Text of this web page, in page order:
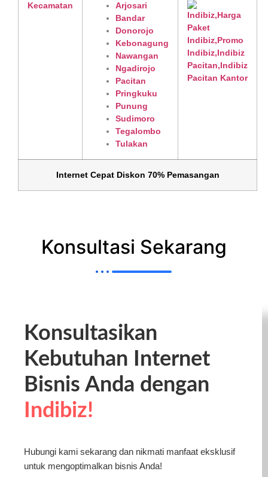
Kecamatan
Arjosari
Bandar
Donorojo
Kebonagung
Nawangan
Ngadirojo
Pacitan
Pringkuku
Punung
Sudimoro
Tegalombo
Tulakan
Internet Cepat Diskon 70% Pemasangan
Konsultasi Sekarang
Konsultasikan
Kebutuhan Internet
Bisnis Anda dengan
Indibiz!
Hubungi kami sekarang dan nikmati manfaat eksklusif
untuk mengoptimalkan bisnis Anda!